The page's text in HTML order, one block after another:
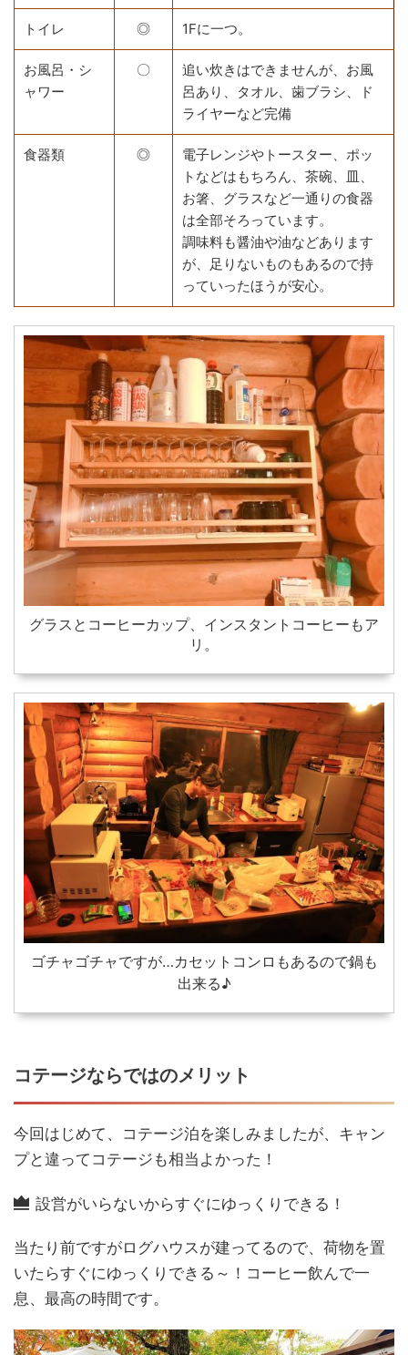
トイレ ◎ 1Fに一つ。
お風呂・シ
ャワー
〇
追い炊きはできませんが、お風
呂あり、タオル、歯ブラシ、ド
ライヤーなど完備
食器類 ◎
電子レンジやトースター、ポッ
トなどはもちろん、茶碗、皿、
お箸、グラスなど一通りの食器
は全部そろっています。
調味料も醤油や油などあります
が、足りないものもあるので持
っていったほうが安心。
グラスとコーヒーカップ、インスタントコーヒーもア
リ。
ゴチャゴチャですが…カセットコンロもあるので鍋も
出来る♪
コテージならではのメリット
今回はじめて、コテージ泊を楽しみましたが、キャン
プと違ってコテージも相当よかった！
設営がいらないからすぐにゆっくりできる！
当たり前ですがログハウスが建ってるので、荷物を置
いたらすぐにゆっくりできる～！コーヒー飲んで一
息、最高の時間です。